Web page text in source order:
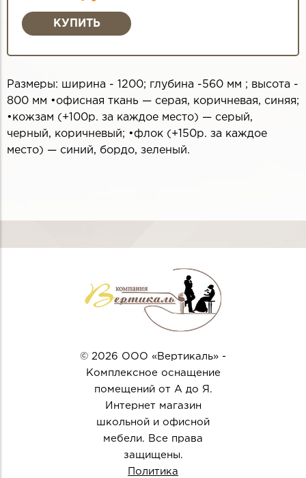
Размеры: ширина - 1200; глубина -560 мм ; высота -
800 мм •офисная ткань — серая, коричневая, синяя;
•кожзам (+100р. за каждое место) — серый,
черный, коричневый; •флок (+150р. за каждое
место) — синий, бордо, зеленый.
© 2026 ООО «Вертикаль» -
Комплексное оснащение
помещений от А до Я.
Интернет магазин
школьной и офисной
мебели. Все права
защищены.
Политика